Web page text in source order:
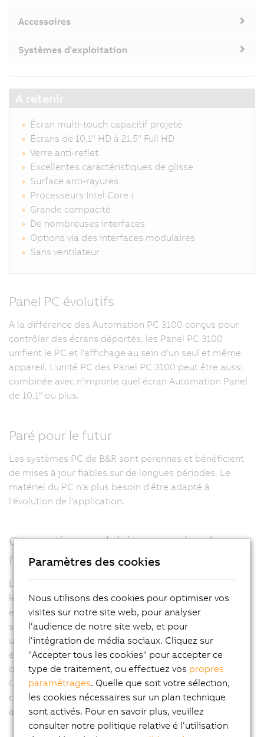
Accessoires
Systèmes d'exploitation
A retenir
Écran multi-touch capacitif projeté
Écrans de 10,1" HD à 21,5" Full HD
Verre anti-reflet
Excellentes caractéristiques de glisse
Surface anti-rayures
Processeurs Intel Core i
Grande compacité
De nombreuses interfaces
Options via des interfaces modulaires
Sans ventilateur
Panel PC évolutifs
A la différence des Automation PC 3100 conçus pour
contrôler des écrans déportés, les Panel PC 3100
unifient le PC et l'affichage au sein d'un seul et même
appareil. L'unité PC des Panel PC 3100 peut être aussi
combinée avec n'importe quel écran Automation Panel
de 10,1" ou plus.
Paré pour le futur
Les systèmes PC de B&R sont pérennes et bénéficient
de mises à jour fiables sur de longues périodes. Le
matériel du PC n'a plus besoin d'être adapté à
l'évolution de l'application.
Conception modulaire pour plus de
flexibilité
Les Panel PC 3100 offrent un large choix d'options avec
leurs modules d'interface. Ils présentent deux
emplacements pouvant héberger des cartes d'interface
série, Ethernet, CAN ou POWERLINK. Un module UPS et
une interface audio sont également proposés pour ces
emplacements. Les Panel 3100 PC sont fournis avec
deux supports de données au format industriel CFast.
Ces cartes CFast offrent une capacité de stockage
conséquente (jusqu'à 256 Go / carte) et se prêtent bien
à une utilisation comme système RAID.
Paramètres des cookies
Nous utilisons des cookies pour optimiser vos
visites sur notre site web, pour analyser
l‘audience de notre site web, et pour
l‘intégration de média sociaux. Cliquez sur
"Accepter tous les cookies" pour accepter ce
type de traitement, ou effectuez vos propres
paramétrages. Quelle que soit votre sélection,
les cookies nécessaires sur un plan technique
sont activés. Pour en savoir plus, veuillez
consulter notre politique relative é l‘utilisation